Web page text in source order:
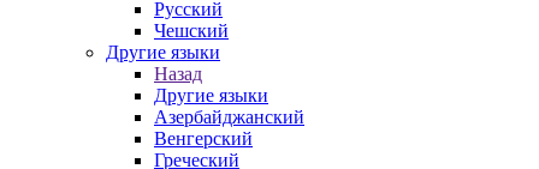
Русский
Чешский
Другие языки
Назад
Другие языки
Азербайджанский
Венгерский
Греческий